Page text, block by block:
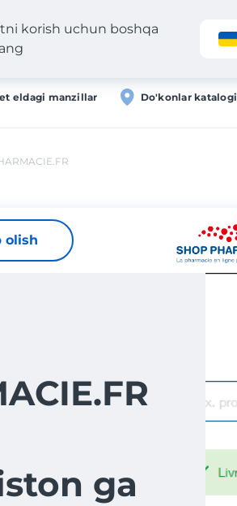
eldagi manzillar Do'konlar katalogi
korish uchun boshqa
olish
ga